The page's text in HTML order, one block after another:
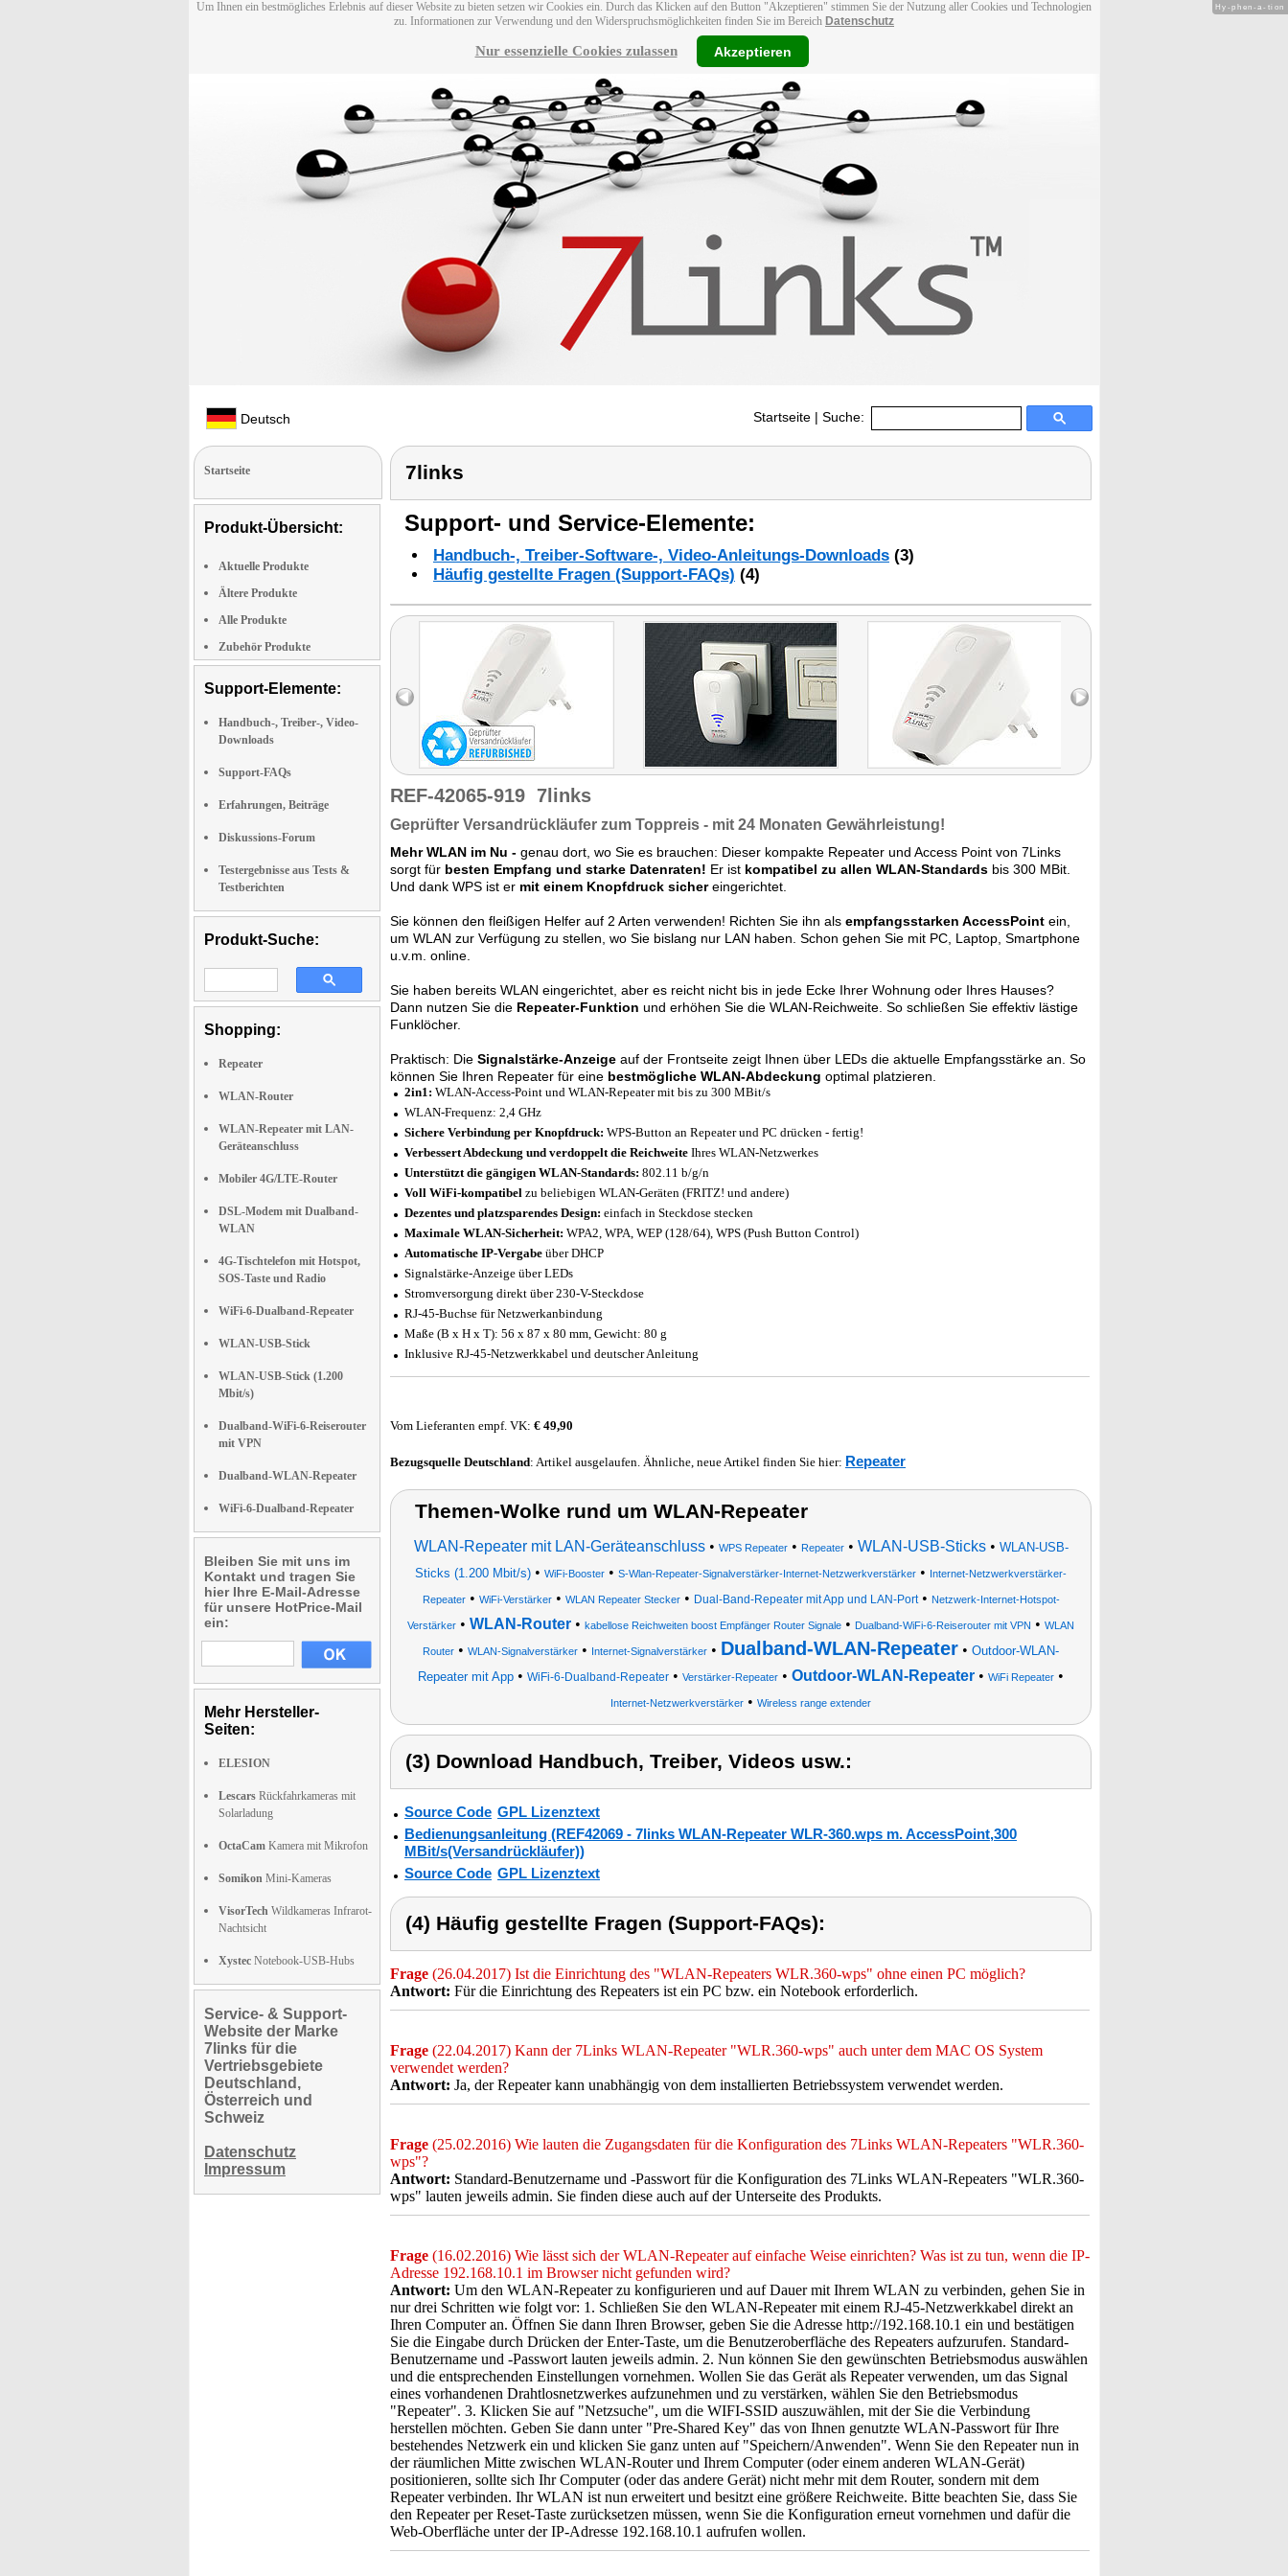
Um Ihnen ein bestmögliches Erlebnis auf dieser Website zu bieten setzen wir Cookies ein. Durch das Klicken auf den Button "Akzeptieren" stimmen Sie der Nutzung aller Cookies und Technologien
zu. Informationen zur Verwendung und den Widerspruchsmöglichkeiten finden Sie im Bereich Datenschutz
Nur essenzielle Cookies zulassen Akzeptieren
Deutsch Startseite | Suche:
Startseite
Produkt-Übersicht:
Aktuelle Produkte
Ältere Produkte
Alle Produkte
Zubehör Produkte
Support-Elemente:
Handbuch-, Treiber-, Video-
Downloads
Support-FAQs
Erfahrungen, Beiträge
Diskussions-Forum
Testergebnisse aus Tests &
Testberichten
Produkt-Suche:
Shopping:
Repeater
WLAN-Router
WLAN-Repeater mit LAN-
Geräteanschluss
Mobiler 4G/LTE-Router
DSL-Modem mit Dualband-
WLAN
4G-Tischtelefon mit Hotspot,
SOS-Taste und Radio
WiFi-6-Dualband-Repeater
WLAN-USB-Stick
WLAN-USB-Stick (1.200
Mbit/s)
Dualband-WiFi-6-Reiserouter
mit VPN
Dualband-WLAN-Repeater
WiFi-6-Dualband-Repeater
Bleiben Sie mit uns im
Kontakt und tragen Sie
hier Ihre E-Mail-Adresse
für unsere HotPrice-Mail
ein:
Mehr Hersteller-
Seiten:
ELESION
Lescars Rückfahrkameras mit
Solarladung
OctaCam Kamera mit Mikrofon
Somikon Mini-Kameras
VisorTech Wildkameras Infrarot-
Nachtsicht
Xystec Notebook-USB-Hubs
Service- & Support-
Website der Marke
7links für die
Vertriebsgebiete
Deutschland,
Österreich und
Schweiz
Datenschutz
Impressum
7links
Support- und Service-Elemente:
Handbuch-, Treiber-Software-, Video-Anleitungs-Downloads (3)
Häufig gestellte Fragen (Support-FAQs) (4)
REF-42065-919 7links
Geprüfter Versandrückläufer zum Toppreis - mit 24 Monaten Gewährleistung!
Mehr WLAN im Nu - genau dort, wo Sie es brauchen: Dieser kompakte Repeater und Access Point von 7Links
sorgt für besten Empfang und starke Datenraten! Er ist kompatibel zu allen WLAN-Standards bis 300 MBit.
Und dank WPS ist er mit einem Knopfdruck sichereingerichtet.
Sie können den fleißigen Helfer auf 2 Arten verwenden! Richten Sie ihn als empfangsstarken AccessPoint ein,
um WLAN zur Verfügung zu stellen, wo Sie bislang nur LAN haben. Schon gehen Sie mit PC, Laptop, Smartphone
u.v.m. online.
Sie haben bereits WLAN eingerichtet, aber es reicht nicht bis in jede Ecke Ihrer Wohnung oder Ihres Hauses?
Dann nutzen Sie die Repeater-Funktion und erhöhen Sie die WLAN-Reichweite. So schließen Sie effektiv lästige
Funklöcher.
Praktisch: Die Signalstärke-Anzeige auf der Frontseite zeigt Ihnen über LEDs die aktuelle Empfangsstärke an. So
können Sie Ihren Repeater für eine bestmögliche WLAN-Abdeckung optimal platzieren.
2in1: WLAN-Access-Point und WLAN-Repeater mit bis zu 300 MBit/s
WLAN-Frequenz: 2,4 GHz
Sichere Verbindung per Knopfdruck: WPS-Button an Repeater und PC drücken - fertig!
Verbessert Abdeckung und verdoppelt die Reichweite Ihres WLAN-Netzwerkes
Unterstützt die gängigen WLAN-Standards: 802.11 b/g/n
Voll WiFi-kompatibel zu beliebigen WLAN-Geräten (FRITZ! und andere)
Dezentes und platzsparendes Design: einfach in Steckdose stecken
Maximale WLAN-Sicherheit: WPA2, WPA, WEP (128/64), WPS (Push Button Control)
Automatische IP-Vergabe über DHCP
Signalstärke-Anzeige über LEDs
Stromversorgung direkt über 230-V-Steckdose
RJ-45-Buchse für Netzwerkanbindung
Maße (B x H x T): 56 x 87 x 80 mm, Gewicht: 80 g
Inklusive RJ-45-Netzwerkkabel und deutscher Anleitung
Vom Lieferanten empf. VK: € 49,90
Bezugsquelle Deutschland: Artikel ausgelaufen. Ähnliche, neue Artikel finden Sie hier: Repeater
Themen-Wolke rund um WLAN-Repeater
WLAN-Repeater mit LAN-Geräteanschluss• WPS Repeater• Repeater• WLAN-USB-Sticks• WLAN-USB-
Sticks (1.200 Mbit/s) • WiFi-Booster • S-Wlan-Repeater-Signalverstärker-Internet-Netzwerkverstärker • Internet-Netzwerkverstärker-
Repeater• WiFi-Verstärker• WLAN Repeater Stecker• Dual-Band-Repeater mit App und LAN-Port• Netzwerk-Internet-Hotspot-
Verstärker • WLAN-Router • kabellose Reichweiten boost Empfänger Router Signale • Dualband-WiFi-6-Reiserouter mit VPN • WLAN
Router • WLAN-Signalverstärker • Internet-Signalverstärker • Dualband-WLAN-Repeater • Outdoor-WLAN-
Repeater mit App • WiFi-6-Dualband-Repeater • Verstärker-Repeater • Outdoor-WLAN-Repeater • WiFi Repeater •
Internet-Netzwerkverstärker • Wireless range extender
(3) Download Handbuch, Treiber, Videos usw.:
Source Code GPL Lizenztext
Bedienungsanleitung (REF42069 - 7links WLAN-Repeater WLR-360.wps m. AccessPoint,300
MBit/s(Versandrückläufer))
Source Code GPL Lizenztext
(4) Häufig gestellte Fragen (Support-FAQs):
Frage (26.04.2017) Ist die Einrichtung des "WLAN-Repeaters WLR.360-wps" ohne einen PC möglich?
Antwort: Für die Einrichtung des Repeaters ist ein PC bzw. ein Notebook erforderlich.
Frage (22.04.2017) Kann der 7Links WLAN-Repeater "WLR.360-wps" auch unter dem MAC OS System
verwendet werden?
Antwort: Ja, der Repeater kann unabhängig von dem installierten Betriebssystem verwendet werden.
Frage (25.02.2016) Wie lauten die Zugangsdaten für die Konfiguration des 7Links WLAN-Repeaters "WLR.360-
wps"?
Antwort: Standard-Benutzername und -Passwort für die Konfiguration des 7Links WLAN-Repeaters "WLR.360-
wps" lauten jeweils admin. Sie finden diese auch auf der Unterseite des Produkts.
Frage (16.02.2016) Wie lässt sich der WLAN-Repeater auf einfache Weise einrichten? Was ist zu tun, wenn die IP-
Adresse 192.168.10.1 im Browser nicht gefunden wird?
Antwort: Um den WLAN-Repeater zu konfigurieren und auf Dauer mit Ihrem WLAN zu verbinden, gehen Sie in
nur drei Schritten wie folgt vor: 1. Schließen Sie den WLAN-Repeater mit einem RJ-45-Netzwerkkabel direkt an
Ihren Computer an. Öffnen Sie dann Ihren Browser, geben Sie die Adresse http://192.168.10.1 ein und bestätigen
Sie die Eingabe durch Drücken der Enter-Taste, um die Benutzeroberfläche des Repeaters aufzurufen. Standard-
Benutzername und -Passwort lauten jeweils admin. 2. Nun können Sie den gewünschten Betriebsmodus auswählen
und die entsprechenden Einstellungen vornehmen. Wollen Sie das Gerät als Repeater verwenden, um das Signal
eines vorhandenen Drahtlosnetzwerkes aufzunehmen und zu verstärken, wählen Sie den Betriebsmodus
"Repeater". 3. Klicken Sie auf "Netzsuche", um die WIFI-SSID auszuwählen, mit der Sie die Verbindung
herstellen möchten. Geben Sie dann unter "Pre-Shared Key" das von Ihnen genutzte WLAN-Passwort für Ihre
bestehendes Netzwerk ein und klicken Sie ganz unten auf "Speichern/Anwenden". Wenn Sie den Repeater nun in
der räumlichen Mitte zwischen WLAN-Router und Ihrem Computer (oder einem anderen WLAN-Gerät)
positionieren, sollte sich Ihr Computer (oder das andere Gerät) nicht mehr mit dem Router, sondern mit dem
Repeater verbinden. Ihr WLAN ist nun erweitert und besitzt eine größere Reichweite. Bitte beachten Sie, dass Sie
den Repeater per Reset-Taste zurücksetzen müssen, wenn Sie die Konfiguration erneut vornehmen und dafür die
Web-Oberfläche unter der IP-Adresse 192.168.10.1 aufrufen wollen.
Hy-phen-a-tion